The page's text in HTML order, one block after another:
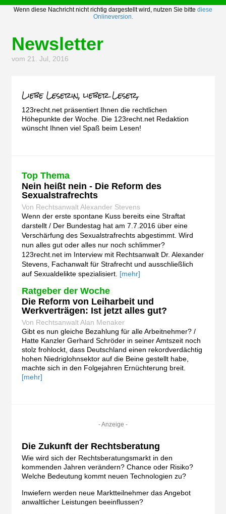
Wenn diese Nachricht nicht richtig dargestellt wird, nutzen Sie bitte diese
Onlineversion.
Newsletter
vom 21. Jul, 2016
123recht.net präsentiert Ihnen die rechtlichen
Höhepunkte der Woche. Die 123recht.net Redaktion
wünscht Ihnen viel Spaß beim Lesen!
Top Thema
Nein heißt nein - Die Reform des
Sexualstrafrechts
Von Rechtsanwalt Alexander Stevens
Wenn der erste spontane Kuss bereits eine Straftat
darstellt / Der Bundestag hat am 7.7.2016 über eine
Verschärfung des Sexualstrafrechts abgestimmt. Wird
nun alles gut oder alles nur noch schlimmer?
123recht.net im Interview mit Rechtsanwalt Dr. Alexander
Stevens, Fachanwalt für Strafrecht und ausschließlich
auf Sexualdelikte spezialisiert. [mehr]
Ratgeber der Woche
Die Reform von Leiharbeit und
Werkverträgen: Ist jetzt alles gut?
Von Rechtsanwalt Alan Menaker
Gibt es nun gleiche Bezahlung für alle Arbeitnehmer? /
Hatte Kanzler Gerhard Schröder in seiner Amtszeit noch
stolz frohlockt, dass Deutschland einen rekordverdächtig
hohen Niedriglohnsektor auf die Beine gestellt habe,
machte sich in den Folgejahren Ernüchterung breit.
[mehr]
- Anzeige -
Die Zukunft der Rechtsberatung
Wie wird sich der Rechtsberatungsmarkt in den
kommenden Jahren verändern? Chance oder Risiko?
Welche Bedeutung kommt neuen Technologien zu?
Inwiefern werden neue Marktteilnehmer das Angebot
anwaltlicher Leistungen beeinflussen?